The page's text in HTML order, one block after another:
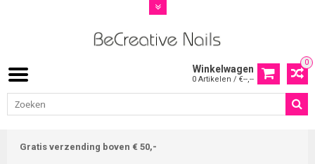
0
Winkelwagen
0 Artikelen / €--,--
Gratis verzending boven € 50,-